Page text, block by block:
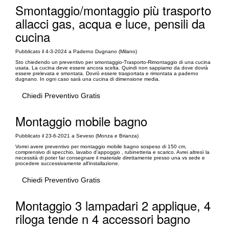
Smontaggio/montaggio più trasporto
allacci gas, acqua e luce, pensili da
cucina
Pubblicato il 4-3-2024 a Paderno Dugnano (Milano)
Sto chiedendo un preventivo per smontaggio-Trasporto-Rimontaggio di una cucina
usata. La cucina deve essere ancora scelta. Quindi non sappiamo da dove dovrà
essere prelevata e smontata. Dovrò essere trasportata e rimontata a paderno
dugnano. In ogni caso sarà una cucina di dimensione media.
Chiedi Preventivo Gratis
Montaggio mobile bagno
Pubblicato il 23-6-2021 a Seveso (Monza e Brianza)
Vorrei avere preventivo per montaggio mobile bagno sospeso di 150 cm,
comprensivo di specchio, lavabo d'appoggio , rubinetteria e scarico. Avrei altresì la
necessità di poter far consegnare il materiale direttamente presso una vs sede e
procedere successivamente all'installazione.
Chiedi Preventivo Gratis
Montaggio 3 lampadari 2 applique, 4
riloga tende n 4 accessori bagno